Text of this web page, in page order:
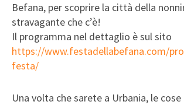
Befana, per scoprire la città della
stravagante che c’è!
Il programma nel dettaglio è sul sito
https://www.festadellabefana.com/
festa/
Una volta che sarete a Urbania, le